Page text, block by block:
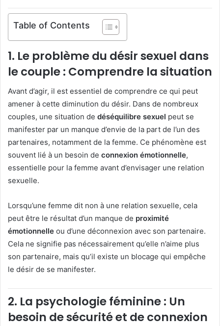
Table of Contents
1. Le problème du désir sexuel dans
le couple : Comprendre la situation
Avant d’agir, il est essentiel de comprendre ce qui peut
amener à cette diminution du désir. Dans de nombreux
couples, une situation de déséquilibre sexuel peut se
manifester par un manque d’envie de la part de l’un des
partenaires, notamment de la femme. Ce phénomène est
souvent lié à un besoin de connexion émotionnelle,
essentielle pour la femme avant d’envisager une relation
sexuelle.
Lorsqu’une femme dit non à une relation sexuelle, cela
peut être le résultat d’un manque de proximité
émotionnelle ou d’une déconnexion avec son partenaire.
Cela ne signifie pas nécessairement qu’elle n’aime plus
son partenaire, mais qu’il existe un blocage qui empêche
le désir de se manifester.
2. La psychologie féminine : Un
besoin de sécurité et de connexion